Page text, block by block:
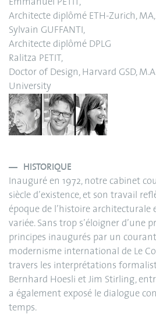
Emmanuel PETIT,
Architecte diplômé ETH-Zurich,
Sylvain GUFFANTI,
Architecte diplômé DPLG
Ralitza PETIT,
Doctor of Design, Harvard GSD,
University
HISTORIQUE
Inauguré en 1972, notre cabinet
siècle d’existence, et son travail
époque de l’histoire architecturale
variée. Sans trop s’éloigner d’une
principes inaugurés par un
modernisme international de Le
travers les interprétations
Bernhard Hoesli et Jim Stirling,
a également exposé le dialogue
temps.